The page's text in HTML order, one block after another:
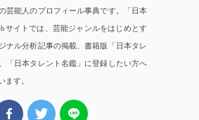
芸能人のプロフィール事典です。「日本
サイトでは、芸能ジャンルをはじめとす
ナル分析記事の掲載、書籍版「日本タレ
「日本タレント名鑑」に登録したい方へ
ます。